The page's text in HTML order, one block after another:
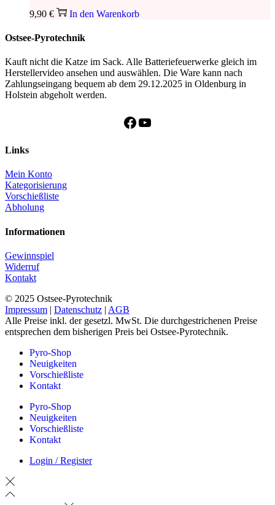
9,90 € In den Warenkorb
Ostsee-Pyrotechnik
Kauft nicht die Katze im Sack. Alle Batteriefeuerwerke gleich im
Herstellervideo ansehen und auswählen. Die Ware kann nach
Zahlungseingang bequem ab dem 29.12.2025 in Oldenburg in
Holstein abgeholt werden.
Facebook
YouTube
Links
Mein Konto
Kategorisierung
Vorschießliste
Abholung
Informationen
Gewinnspiel
Widerruf
Kontakt
© 2025 Ostsee-Pyrotechnik
Impressum | Datenschutz | AGB
Alle Preise inkl. der gesetzl. MwSt. Die durchgestrichenen Preise
entsprechen dem bisherigen Preis bei Ostsee-Pyrotechnik.
Pyro-Shop
Neuigkeiten
Vorschießliste
Kontakt
Pyro-Shop
Neuigkeiten
Vorschießliste
Kontakt
Login / Register